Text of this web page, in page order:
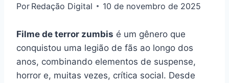
Por Redação Digital 10 de novembro de 2025
Filme de terror zumbis é um gênero que
conquistou uma legião de fãs ao longo dos
anos, combinando elementos de suspense,
horror e, muitas vezes, crítica social. Desde